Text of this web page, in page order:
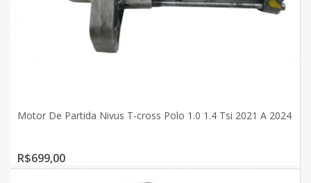
Motor De Partida Nivus T-cross Polo 1.0 1.4 Tsi 2021 A 2024
R$699,00